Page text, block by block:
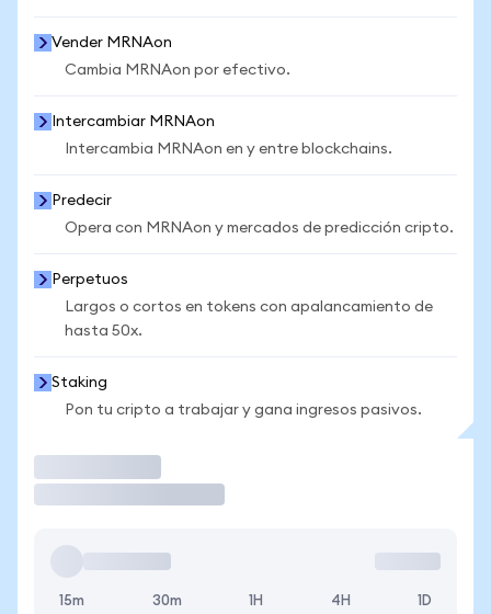
Vender MRNAon
Cambia MRNAon por efectivo.
Intercambiar MRNAon
Intercambia MRNAon en y entre blockchains.
Predecir
Opera con MRNAon y mercados de predicción cripto.
Perpetuos
Largos o cortos en tokens con apalancamiento de
hasta 50x.
Staking
Pon tu cripto a trabajar y gana ingresos pasivos.
15m 30m 1H 4H 1D